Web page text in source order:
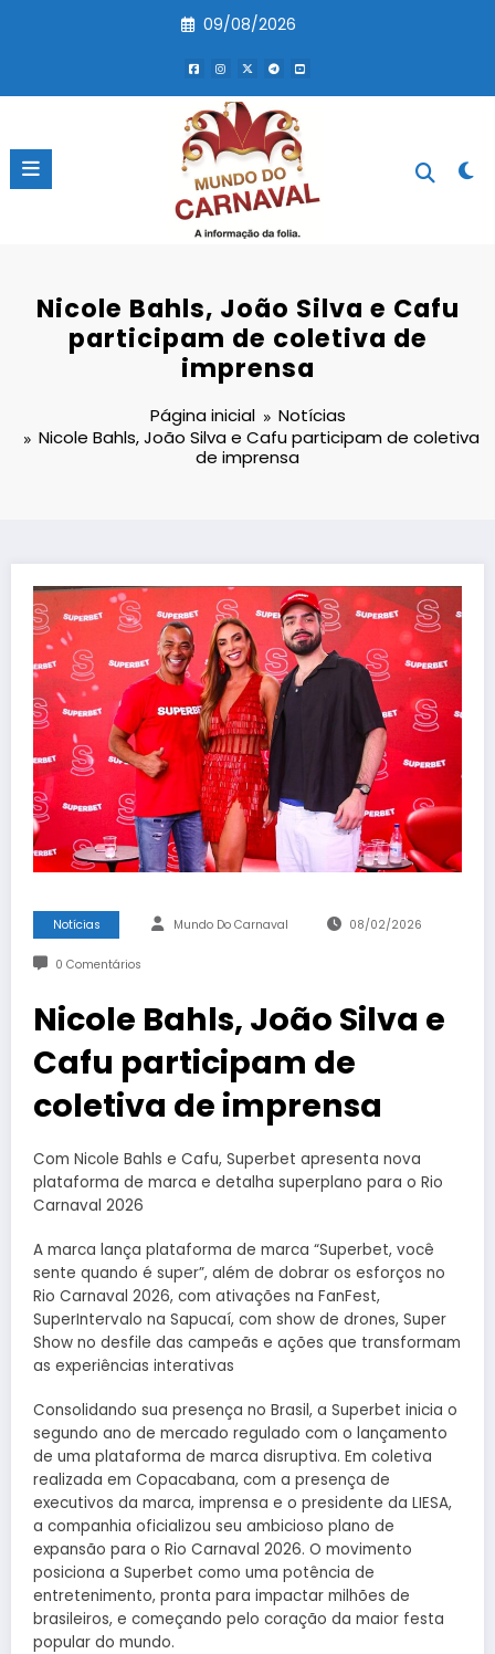
09/08/2026
Nicole Bahls, João Silva e Cafu
participam de coletiva de
imprensa
Página inicial
Notícias
Nicole Bahls, João Silva e Cafu participam de coletiva
de imprensa
Notícias Mundo Do Carnaval 08/02/2026
0 Comentários
Nicole Bahls, João Silva e
Cafu participam de
coletiva de imprensa
Com Nicole Bahls e Cafu, Superbet apresenta nova
plataforma de marca e detalha superplano para o Rio
Carnaval 2026
A marca lança plataforma de marca “Superbet, você
sente quando é super”, além de dobrar os esforços no
Rio Carnaval 2026, com ativações na FanFest,
SuperIntervalo na Sapucaí, com show de drones, Super
Show no desfile das campeãs e ações que transformam
as experiências interativas
Consolidando sua presença no Brasil, a Superbet inicia o
segundo ano de mercado regulado com o lançamento
de uma plataforma de marca disruptiva. Em coletiva
realizada em Copacabana, com a presença de
executivos da marca, imprensa e o presidente da LIESA,
a companhia oficializou seu ambicioso plano de
expansão para o Rio Carnaval 2026. O movimento
posiciona a Superbet como uma potência de
entretenimento, pronta para impactar milhões de
brasileiros, e começando pelo coração da maior festa
popular do mundo.